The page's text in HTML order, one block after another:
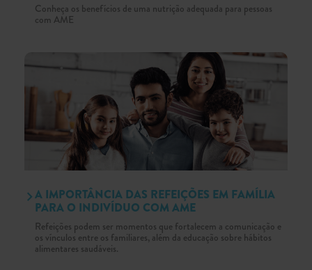
Conheça os benefícios de uma nutrição adequada para pessoas
com AME
A IMPORTÂNCIA DAS REFEIÇÕES EM FAMÍLIA
PARA O INDIVÍDUO COM AME
Refeições podem ser momentos que fortalecem a comunicação e
os vínculos entre os familiares, além da educação sobre hábitos
alimentares saudáveis.